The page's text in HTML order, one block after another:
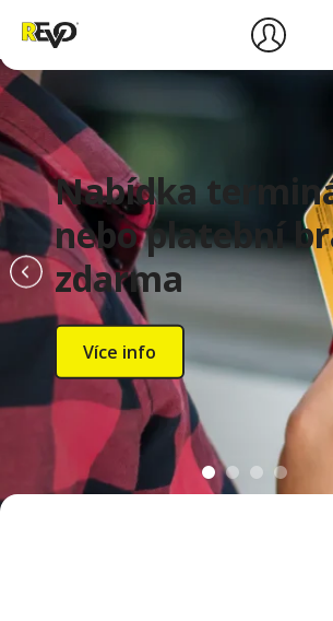
Nabídka
nebo platební
zdarma
Více info